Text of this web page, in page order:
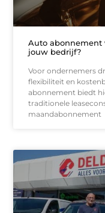
Auto abonnement
jouw bedrijf?
Voor ondernemers
flexibiliteit en
abonnement biedt
traditionele
maandabonnement